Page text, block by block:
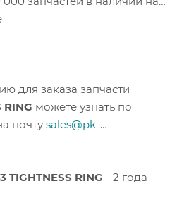
для заказа запчасти
RING можете узнать по
почту sales@pk-
TIGHTNESS RING - 2 года